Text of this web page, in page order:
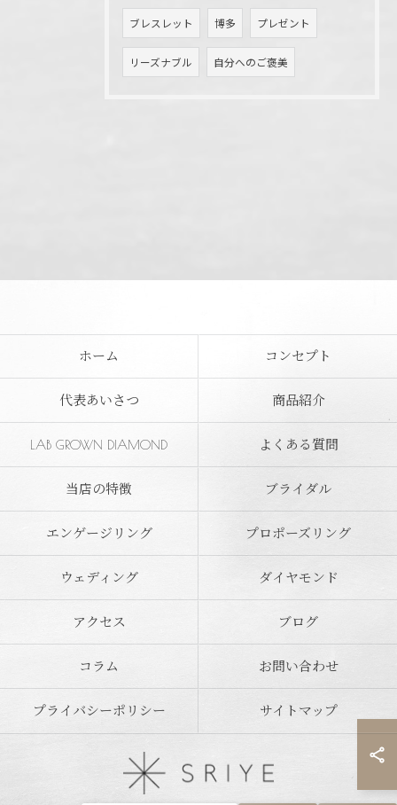
ブレスレット 博多 プレゼント
リーズナブル 自分へのご褒美
ホーム コンセプト
代表あいさつ 商品紹介
LAB GROWN DIAMOND よくある質問
当店の特徴 ブライダル
エンゲージリング プロポーズリング
ウェディング ダイヤモンド
アクセス ブログ
コラム お問い合わせ
プライバシーポリシー サイトマップ